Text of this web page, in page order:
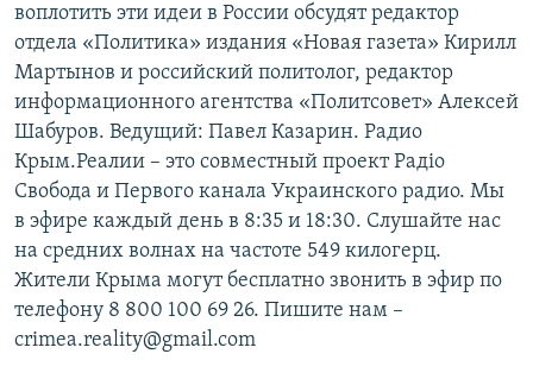
воплотить эти идеи в России обсудят редактор
отдела «Политика» издания «Новая газета» Кирилл
Мартынов и российский политолог, редактор
информационного агентства «Политсовет» Алексей
Шабуров. Ведущий: Павел Казарин. Радио
Крым.Реалии – это совместный проект Радіо
Свобода и Первого канала Украинского радио. Мы
в эфире каждый день в 8:35 и 18:30. Слушайте нас
на средних волнах на частоте 549 килогерц.
Жители Крыма могут бесплатно звонить в эфир по
телефону 8 800 100 69 26. Пишите нам –
crimea.reality@gmail.com